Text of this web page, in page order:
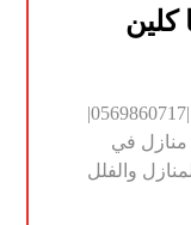
منازل في
والفلل